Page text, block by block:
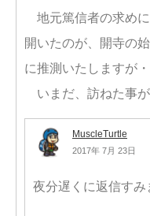
地元篤信者の求め
開いたのが、開寺の
に推測いたしますが・
いまだ、訪ねた事が
MuscleTurtle
2017年 7月 23日
夜分遅くに返信すみ